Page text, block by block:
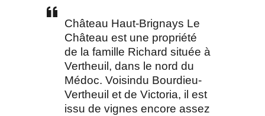
Château Haut-Brignays Le
Château est une propriété
de la famille Richard située à
Vertheuil, dans le nord du
Médoc. Voisindu Bourdieu-
Vertheuil et de Victoria, il est
issu de vignes encore assez